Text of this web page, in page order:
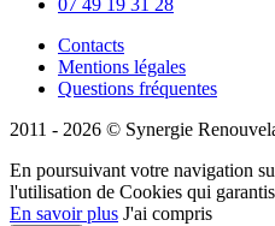
07 49 19 31 28
Contacts
Mentions légales
Questions fréquentes
2011 - 2026 © Synergie
En poursuivant votre navigation
l'utilisation de Cookies qui
En savoir plus J'ai compris